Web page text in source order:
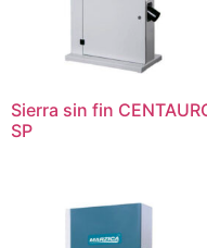
Sierra sin fin
SP